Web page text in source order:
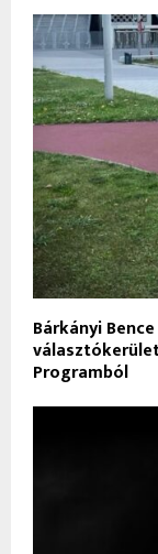
Bárkányi
Programból